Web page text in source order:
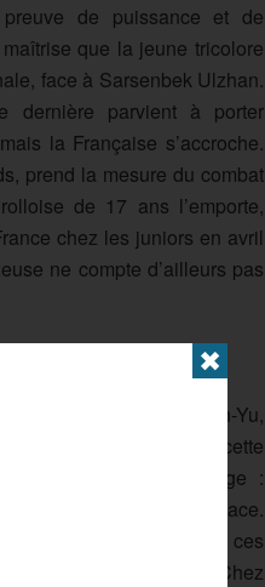
de puissance et de
que la jeune tricolore
face à Sarsenbek Ulzhan.
dernière parvient à porter
la Française s’accroche.
prend la mesure du combat
de 17 ans l’emporte,
chez les juniors en avril
ne compte d’ailleurs pas
Opposée à Yu Chen-Yu,
à bien bouger dans cette
combat avec un avantage :
qu’elle veut mettre en place.
de fierté de son père. A ces
battue en finale. Chez
✖